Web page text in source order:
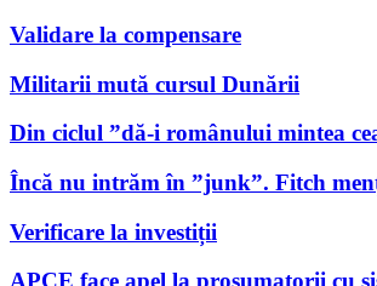
Validare la compensare
Militarii mută cursul Dunării
Din ciclul ”dă-i românului mintea
Încă nu intrăm în ”junk”. Fitch
Verificare la investiții